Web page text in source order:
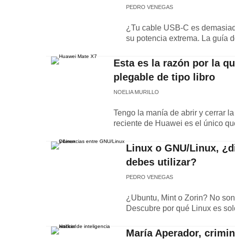
PEDRO VENEGAS
¿Tu cable USB-C es
su potencia extrema. La guía
Esta es la razón por la
plegable de tipo libro
NOELIA MURILLO
Tengo la manía de abrir y cerrar
reciente de Huawei es el único
Linux o GNU/Linux,
debes utilizar?
PEDRO VENEGAS
¿Ubuntu, Mint o Zorin? No
Descubre por qué Linux es
María Aperador,